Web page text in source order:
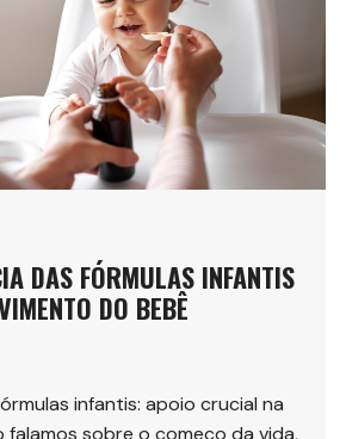
DAS FÓRMULAS INFANTIS
DO BEBÊ
infantis: apoio crucial na
falamos sobre o começo da vida,